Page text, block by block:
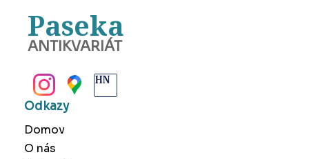
Paseka
ANTIKVARIÁT
Odkazy
Domov
O nás